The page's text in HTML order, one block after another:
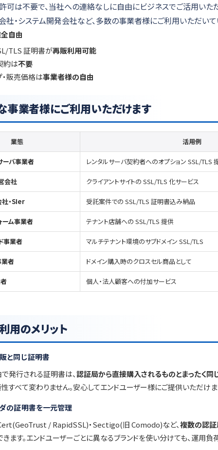
許可は不要で、当社への連絡なしに自由にビジネスでご活用いた
社・システム開発会社など、多数の事業者様にご利用いただいて
自由
TLS 証明書が再販利用可能
約は不要
・販売価格は事業者様の自由
事業者様にご利用いただけます
業態 活用例
ーバ事業者 レンタルサーバ契約者へのオプション SSL/TLS
会社 クライアントサイトの SSL/TLS 化サービス
・SIer 受託案件での SSL/TLS 証明書込み納品
ーム事業者 テナント店舗への SSL/TLS 提供
事業者 マルチテナント環境のサブドメイン SSL/TLS
業者 ドメイン購入時のクロスセル商品として
個人・法人顧客への付加サービス
用のメリット
と同じ証明書
発行される証明書は、認証局から直接購入されるものとまったく同
すべて変わりません。安心してエンドユーザー様にご提供いただけま
の証明書を一元管理
/ RapidSSL)・Sectigo(旧 Comodo)など、複数の認
きます。エンドユーザーごとに異なるブランドを使い分けても、運用負